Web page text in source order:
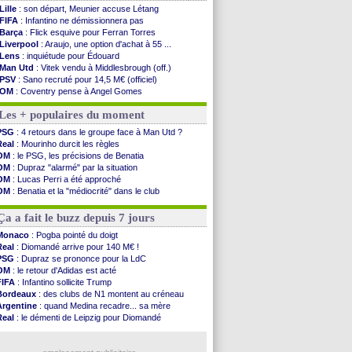
Lille : son départ, Meunier accuse Létang
FIFA : Infantino ne démissionnera pas
Barça : Flick esquive pour Ferran Torres
Liverpool : Araujo, une option d'achat à 55 ...
Lens : inquiétude pour Édouard
Man Utd : Vitek vendu à Middlesbrough (off.)
PSV : Sano recruté pour 14,5 M€ (officiel)
OM : Coventry pense à Angel Gomes
: Rafel Pol satisfait des progrès
: le Barça vainqueur puis battu
: Calhanoglu prêt à prolonger
: Abdelmonem veut rester
: le classement complet
: les résultats de la soirée
: Le Havre renversé par Oviedo
: Nice battu aux tirs au but
: Ivanovic proche de Lens
: Dupraz "alarmé" par la situation
: Alvarez, le Barça va revoir son offre
: Mbamba prêté par Leverkusen (officiel)
: le Real bat Ferencvaros
: Lukaku dit oui à Fenerbahçe
: Brest arrache le nul contre Venise
: un nouveau nul pour Le Mans
Voir les brèves précédentes
+ populaires du moment
: 4 retours dans le groupe face à Man Utd ?
: Mourinho durcit les règles
: le PSG, les précisions de Benatia
: Dupraz "alarmé" par la situation
: Lucas Perri a été approché
: Benatia et la "médiocrité" dans le club
: B. Genesio - "ce n'est pas idéal"
a fait le buzz depuis 7 jours
: Pogba pointé du doigt
: Diomandé arrive pour 140 M€ !
: Dupraz se prononce pour la LdC
: le retour d'Adidas est acté
: Infantino sollicite Trump
: des clubs de N1 montent au créneau
: quand Medina recadre... sa mère
: le démenti de Leipzig pour Diomandé